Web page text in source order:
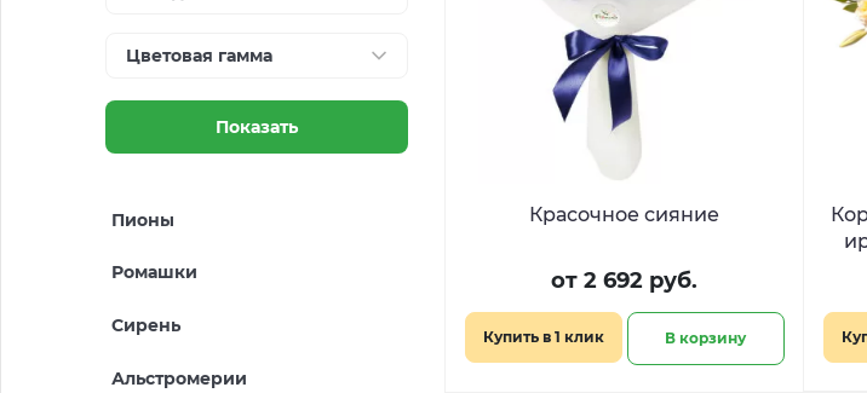
Цветовая гамма
Показать
Пионы
Ромашки
Сирень
Альстромерии
Красочное сияние
от 2 692 руб.
Купить в 1 клик В корзину